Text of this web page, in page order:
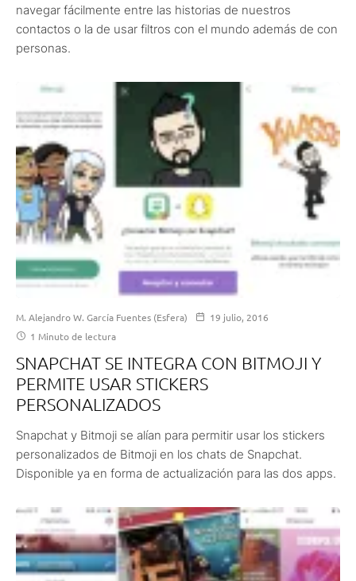
navegar fácilmente entre las historias de nuestros
contactos o la de usar filtros con el mundo además de con
personas.
M. Alejandro W. García Fuentes (Esfera)
19 julio, 2016
1 Minuto de lectura
SNAPCHAT SE INTEGRA CON BITMOJI Y
PERMITE USAR STICKERS
PERSONALIZADOS
Snapchat y Bitmoji se alían para permitir usar los stickers
personalizados de Bitmoji en los chats de Snapchat.
Disponible ya en forma de actualización para las dos apps.